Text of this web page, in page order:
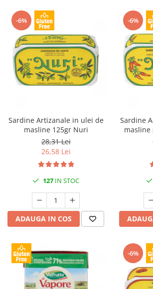
-6%
Sardine Artizanale in ulei de
masline 125gr Nuri
28,31 Lei
26,58 Lei
127 IN STOC
ADAUGA IN COS
-6%
Sardine
masline
-6%